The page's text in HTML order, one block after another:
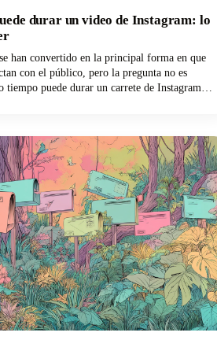
durar un video de Instagram: lo
han convertido en la principal forma en que
con el público, pero la pregunta no es
tiempo puede durar un carrete de Instagram?»
técnicos hasta las decisiones estratégicas
destaque.